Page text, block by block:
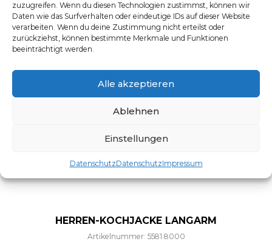
zuzugreifen. Wenn du diesen Technologien zustimmst, können wir
Daten wie das Surfverhalten oder eindeutige IDs auf dieser Website
verarbeiten. Wenn du deine Zustimmung nicht erteilst oder
zurückziehst, können bestimmte Merkmale und Funktionen
beeinträchtigt werden.
Alle akzeptieren
Ablehnen
Einstellungen
DatenschutzDatenschutzImpressum
HERREN-KOCHJACKE LANGARM
Artikelnummer: 5581.8000